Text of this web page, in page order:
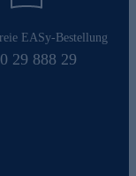
EASy-Bestellung
29 888 29